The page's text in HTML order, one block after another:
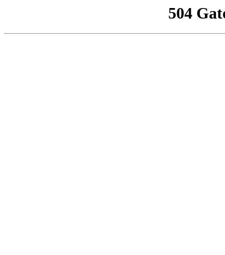
504